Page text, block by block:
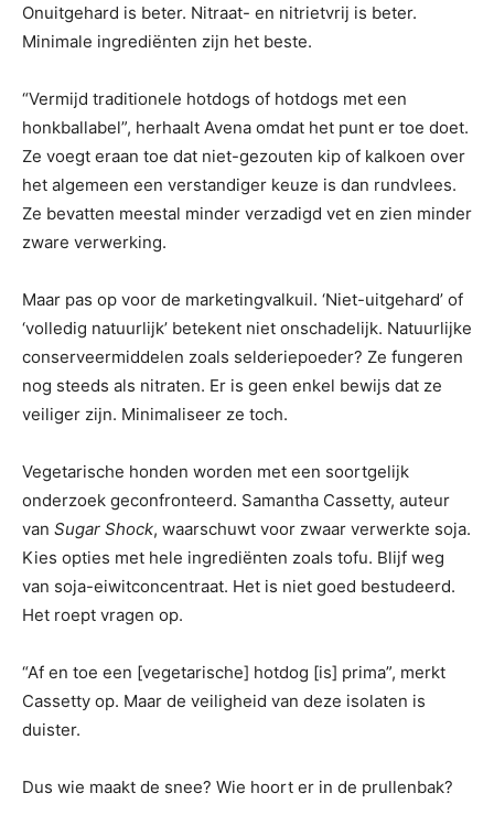
Onuitgehard is beter. Nitraat- en nitrietvrij is beter.
Minimale ingrediënten zijn het beste.
“Vermijd traditionele hotdogs of hotdogs met een
honkballabel”, herhaalt Avena omdat het punt er toe doet.
Ze voegt eraan toe dat niet-gezouten kip of kalkoen over
het algemeen een verstandiger keuze is dan rundvlees.
Ze bevatten meestal minder verzadigd vet en zien minder
zware verwerking.
Maar pas op voor de marketingvalkuil. ‘Niet-uitgehard’ of
‘volledig natuurlijk’ betekent niet onschadelijk. Natuurlijke
conserveermiddelen zoals selderiepoeder? Ze fungeren
nog steeds als nitraten. Er is geen enkel bewijs dat ze
veiliger zijn. Minimaliseer ze toch.
Vegetarische honden worden met een soortgelijk
onderzoek geconfronteerd. Samantha Cassetty, auteur
van Sugar Shock, waarschuwt voor zwaar verwerkte soja.
Kies opties met hele ingrediënten zoals tofu. Blijf weg
van soja-eiwitconcentraat. Het is niet goed bestudeerd.
Het roept vragen op.
“Af en toe een [vegetarische] hotdog [is] prima”, merkt
Cassetty op. Maar de veiligheid van deze isolaten is
duister.
Dus wie maakt de snee? Wie hoort er in de prullenbak?